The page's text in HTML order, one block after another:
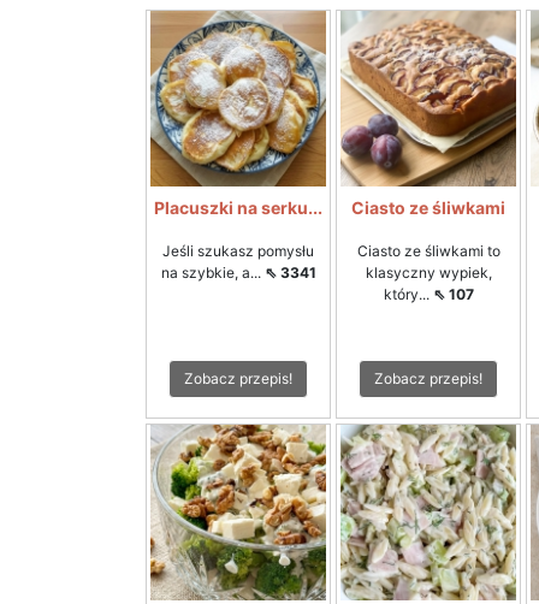
Placuszki na serku...
Jeśli szukasz pomysłu
na szybkie, a... ⇖ 3341
Zobacz przepis!
Ciasto ze śliwkami
Ciasto ze śliwkami to
klasyczny wypiek,
który... ⇖ 107
Zobacz przepis!